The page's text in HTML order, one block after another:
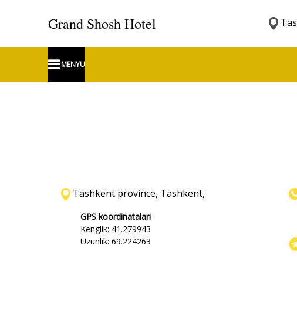
Grand Shosh Hotel
MENYU
Tashkent province, Tashkent,
GPS koordinatalari
Kenglik: 41.279943
Uzunlik: 69.224263